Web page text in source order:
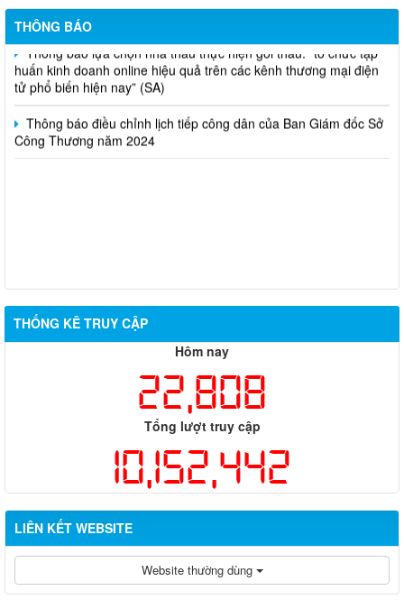
THÔNG BÁO
Thông báo bán thanh lý tài sản công theo hình thức chỉ định
Thông báo lựa chọn nhà thầu thực hiện gói thầu: “tổ chức tập
huấn kinh doanh online hiệu quả trên các kênh thương mại điện
tử phổ biến hiện nay” (SA)
Thông báo điều chỉnh lịch tiếp công dân của Ban Giám đốc Sở
Công Thương năm 2024
THỐNG KÊ TRUY CẬP
Hôm nay
22,808
Tổng lượt truy cập
10,152,442
LIÊN KẾT WEBSITE
Website thường dùng